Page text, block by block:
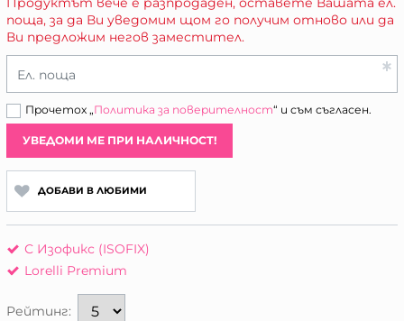
поща, за да Ви уведомим щом го получим отново или да
Ви предложим негов заместител.
Ел. поща
Прочетох „Политика за поверителност“ и съм съгласен.
УВЕДОМИ МЕ ПРИ НАЛИЧНОСТ!
ДОБАВИ В ЛЮБИМИ
С Изофикс (ISOFIX)
Lorelli Premium
Рейтинг: